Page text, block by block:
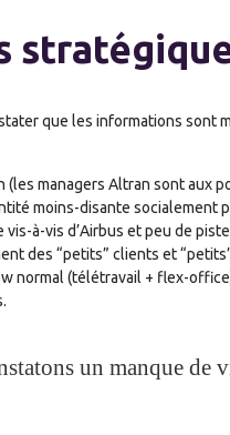
que les informations sont
(les managers Altran sont aux
moins-disante socialement
à-vis d’Airbus et peu de
des “petits” clients et
normal (télétravail + flex-
un manque de